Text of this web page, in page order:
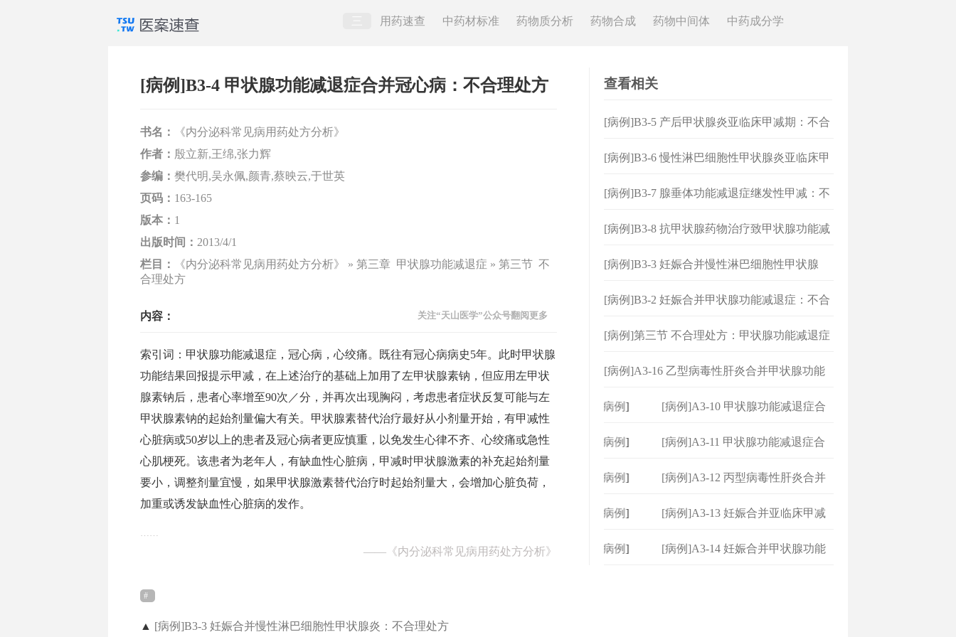
用药速查 中药材标准 药物质分析 药物合成 药物中间体 中药成分学
[病例]B3-4 甲状腺功能减退症合并冠心病：不合理处方
书名：
《内分泌科常见病用药处方分析》
作者： 殷立新,王绵,张力辉
参编： 樊代明,吴永佩,颜青,蔡映云,于世英
页码： 163-165
版本： 1
出版时间： 2013/4/1
栏目：
《内分泌科常见病用药处方分析》 » 第三章 甲状腺功能减退症 » 第三节 不
合理处方
内容： 关注“天山医学”公众号翻阅更多
索引词：甲状腺功能减退症，冠心病，心绞痛。既往有冠心病病史5年。此时甲状腺
功能结果回报提示甲减，在上述治疗的基础上加用了左甲状腺素钠，但应用左甲状
腺素钠后，患者心率增至90次／分，并再次出现胸闷，考虑患者症状反复可能与左
甲状腺素钠的起始剂量偏大有关。甲状腺素替代治疗最好从小剂量开始，有甲减性
心脏病或50岁以上的患者及冠心病者更应慎重，以免发生心律不齐、心绞痛或急性
心肌梗死。该患者为老年人，有缺血性心脏病，甲减时甲状腺激素的补充起始剂量
要小，调整剂量宜慢，如果甲状腺激素替代治疗时起始剂量大，会增加心脏负荷，
加重或诱发缺血性心脏病的发作。
—— 《内分泌科常见病用药处方分析》
▲ [病例]B3-3 妊娠合并慢性淋巴细胞性甲状腺炎：不合理处方
查看相关
[病例]B3-5 产后甲状腺炎亚临床甲减期：不合
[病例]B3-6 慢性淋巴细胞性甲状腺炎亚临床甲
[病例]B3-7 腺垂体功能减退症继发性甲减：不
[病例]B3-8 抗甲状腺药物治疗致甲状腺功能减
[病例]B3-3 妊娠合并慢性淋巴细胞性甲状腺
[病例]B3-2 妊娠合并甲状腺功能减退症：不合
[病例]第三节 不合理处方：甲状腺功能减退症
[病例]A3-16 乙型病毒性肝炎合并甲状腺功能
病例]
[病例]A3-10 甲状腺功能减退症合
病例]
[病例]A3-11 甲状腺功能减退症合
病例]
[病例]A3-12 丙型病毒性肝炎合并
病例] [病例]A3-13 妊娠合并亚临床甲减
病例]
[病例]A3-14 妊娠合并甲状腺功能